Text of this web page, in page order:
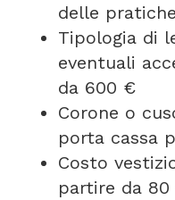
delle
Tipologia di
eventuali
da 600 €
Corone o
porta cassa
Costo
partire da